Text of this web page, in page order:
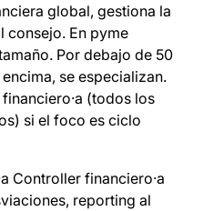
global, gestiona la
consejo. En pyme
Por debajo de 50
se especializan.
(todos los
si el foco es ciclo
Controller financiero·a
reporting al